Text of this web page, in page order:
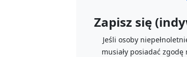
Zapisz się
Jeśli osoby
musiały posiadać